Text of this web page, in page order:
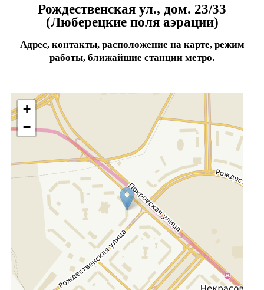
Рождественская ул., дом. 23/33
(Люберецкие поля аэрации)
Адрес, контакты, расположение на карте, режим
работы, ближайшие станции метро.
+
−